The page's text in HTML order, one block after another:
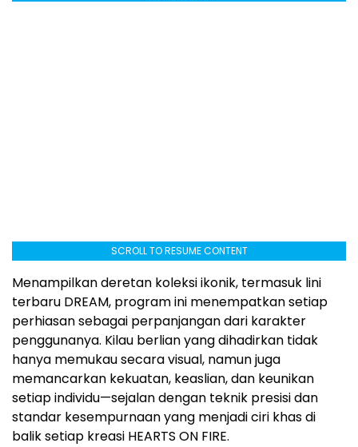
SCROLL TO RESUME CONTENT
Menampilkan deretan koleksi ikonik, termasuk lini
terbaru DREAM, program ini menempatkan setiap
perhiasan sebagai perpanjangan dari karakter
penggunanya. Kilau berlian yang dihadirkan tidak
hanya memukau secara visual, namun juga
memancarkan kekuatan, keaslian, dan keunikan
setiap individu—sejalan dengan teknik presisi dan
standar kesempurnaan yang menjadi ciri khas di
balik setiap kreasi HEARTS ON FIRE.